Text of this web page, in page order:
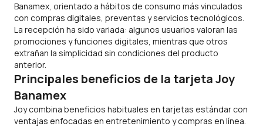
Banamex, orientado a hábitos de consumo más vinculados
con compras digitales, preventas y servicios tecnológicos.
La recepción ha sido variada: algunos usuarios valoran las
promociones y funciones digitales, mientras que otros
extrañan la simplicidad sin condiciones del producto
anterior.
Principales beneficios de la tarjeta Joy
Banamex
Joy combina beneficios habituales en tarjetas estándar con
ventajas enfocadas en entretenimiento y compras en línea.